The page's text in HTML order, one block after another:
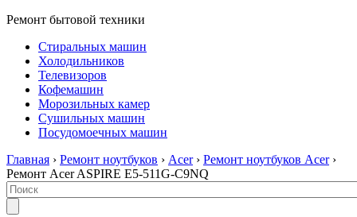
Ремонт бытовой техники
Стиральных машин
Холодильников
Телевизоров
Кофемашин
Морозильных камер
Сушильных машин
Посудомоечных машин
Главная › Ремонт ноутбуков › Acer› Ремонт ноутбуков Acer›
Ремонт Acer ASPIRE E5-511G-C9NQ